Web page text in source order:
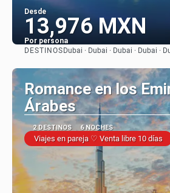
Desde
13,976 MXN
Por persona
DESTINOS Dubai · Dubai · Dubai · Dubai ·
Romance en los
Árabes
2 DESTINOS 6 NOCHES
Viajes en pareja ♡ Venta libre 10 días